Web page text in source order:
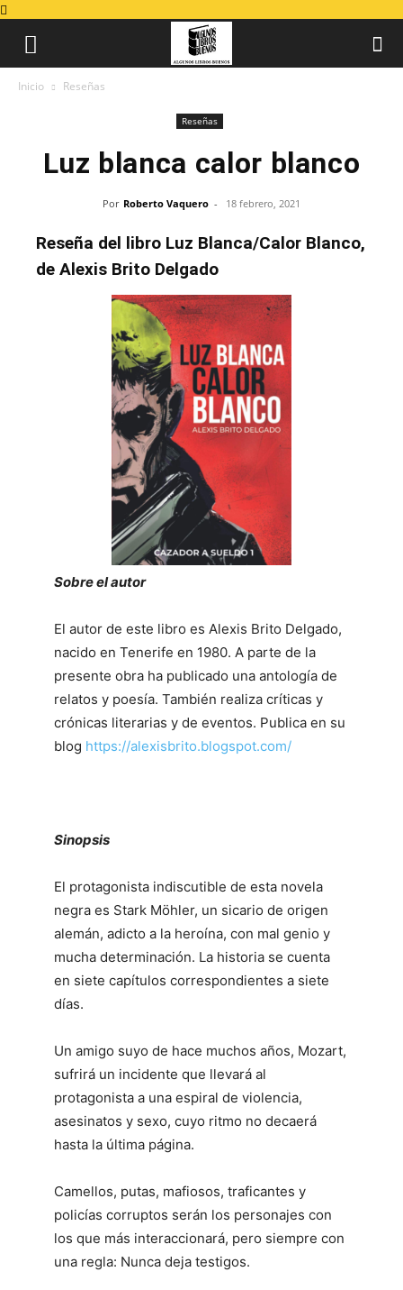
Inicio Reseñas
Reseñas
Luz blanca calor blanco
Por Roberto Vaquero - 18 febrero, 2021
Reseña del libro Luz Blanca/Calor Blanco,
de Alexis Brito Delgado
Sobre el autor
El autor de este libro es Alexis Brito Delgado,
nacido en Tenerife en 1980. A parte de la
presente obra ha publicado una antología de
relatos y poesía. También realiza críticas y
crónicas literarias y de eventos. Publica en su
blog https://alexisbrito.blogspot.com/
Sinopsis
El protagonista indiscutible de esta novela
negra es Stark Möhler, un sicario de origen
alemán, adicto a la heroína, con mal genio y
mucha determinación. La historia se cuenta
en siete capítulos correspondientes a siete
días.
Un amigo suyo de hace muchos años, Mozart,
sufrirá un incidente que llevará al
protagonista a una espiral de violencia,
asesinatos y sexo, cuyo ritmo no decaerá
hasta la última página.
Camellos, putas, mafiosos, traficantes y
policías corruptos serán los personajes con
los que más interaccionará, pero siempre con
una regla: Nunca deja testigos.